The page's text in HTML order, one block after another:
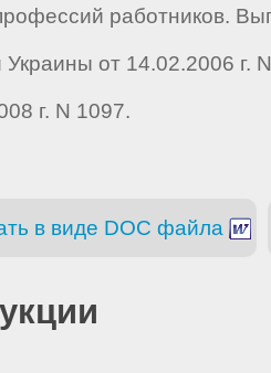
работников.
от 14.02.2006
г. N 1097.
в виде DOC файла